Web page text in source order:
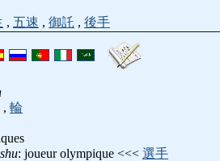
, 五速 , 御託 , 後手
, 輪
: joueur olympique <<< 選手